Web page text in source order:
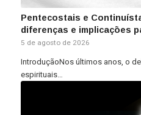
Pentecostais e
diferenças e implicações
5 de agosto de 2026
IntroduçãoNos últimos anos, o
espirituais…